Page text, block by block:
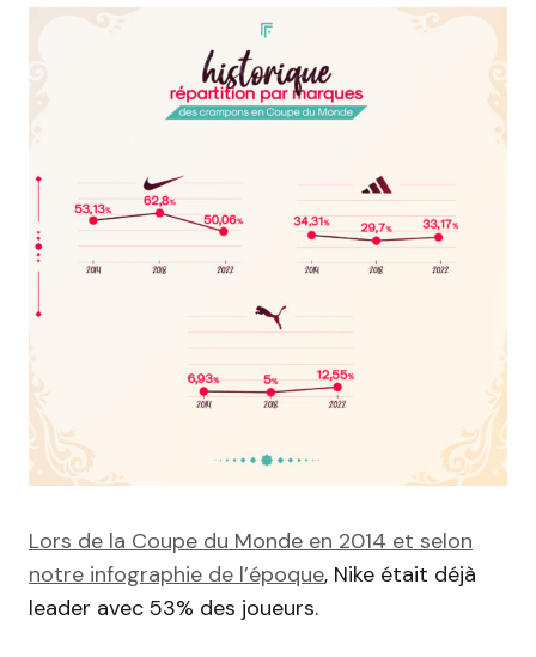
Lors de la Coupe du Monde en 2014 et selon
notre infographie de l’époque, Nike était déjà
leader avec 53% des joueurs.